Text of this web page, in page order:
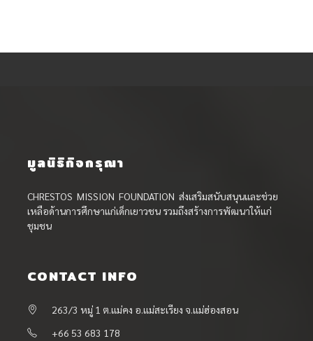
มูลนิธิกิจกรุณา
CHRESTOS MISSION FOUNDATION ส่งเสริมสนับสนุนและช่วย
เหลือด้านการศึกษาแก่เด็กเยาวชน รวมถึงสร้างการพัฒนาให้แก่
ชุมชน
CONTACT INFO
263/3 หมู่ 1 ต.แม่คง อ.แม่สะเรียง จ.แม่ฮ่องสอน
+66 53 683 178